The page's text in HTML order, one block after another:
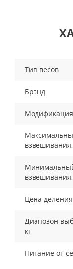
Тип весов
Брэнд
Модификация
взвешивания,
взвешивания,
Цена
Диапозон
кг
Питание от